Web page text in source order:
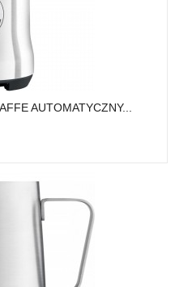
AUTOMATYCZNY...